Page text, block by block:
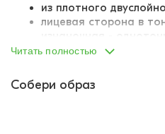
из плотного
лицевая сторона в
износостойкий,
за счет текстуры
деформируется в
Читать полностью
Собери образ